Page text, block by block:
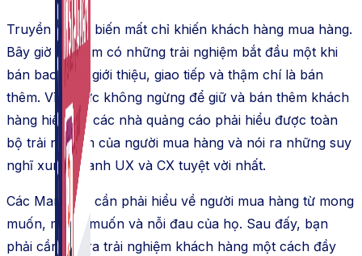
Truyền thông biến mất chỉ khiến khách hàng mua hàng.
Bây giờ nó gồm có những trải nghiệm bắt đầu một khi
bán bao gồm giới thiệu, giao tiếp và thậm chí là bán
thêm. Vì nỗ lực không ngừng để giữ và bán thêm khách
hàng hiện tại, các nhà quảng cáo phải hiểu được toàn
bộ trải nghiệm của người mua hàng và nói ra những suy
nghĩ xung quanh UX và CX tuyệt vời nhất.
Các Marketer cần phải hiểu về người mua hàng từ mong
muốn, mong muốn và nỗi đau của họ. Sau đấy, bạn
phải cần tạo ra trải nghiệm khách hàng một cách đầy